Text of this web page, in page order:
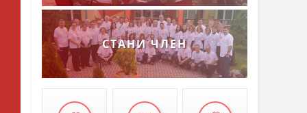
СТАНИ ЧЛЕН